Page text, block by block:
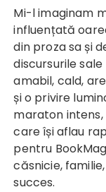
Mi-l imaginam mai înalt și mai impunător,
influențată
din proza sa și
discursurile
amabil, cald,
și o privire
maraton
care își aflau
pentru
căsnicie,
succes.